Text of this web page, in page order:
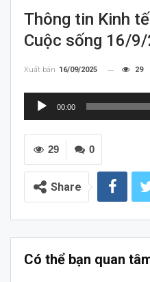
Thông tin Kinh
Cuộc sống 16/
Xuất bản 16/09/2025 29
Trình
Audio
00:00
0
29
Share
Có thể bạn quan